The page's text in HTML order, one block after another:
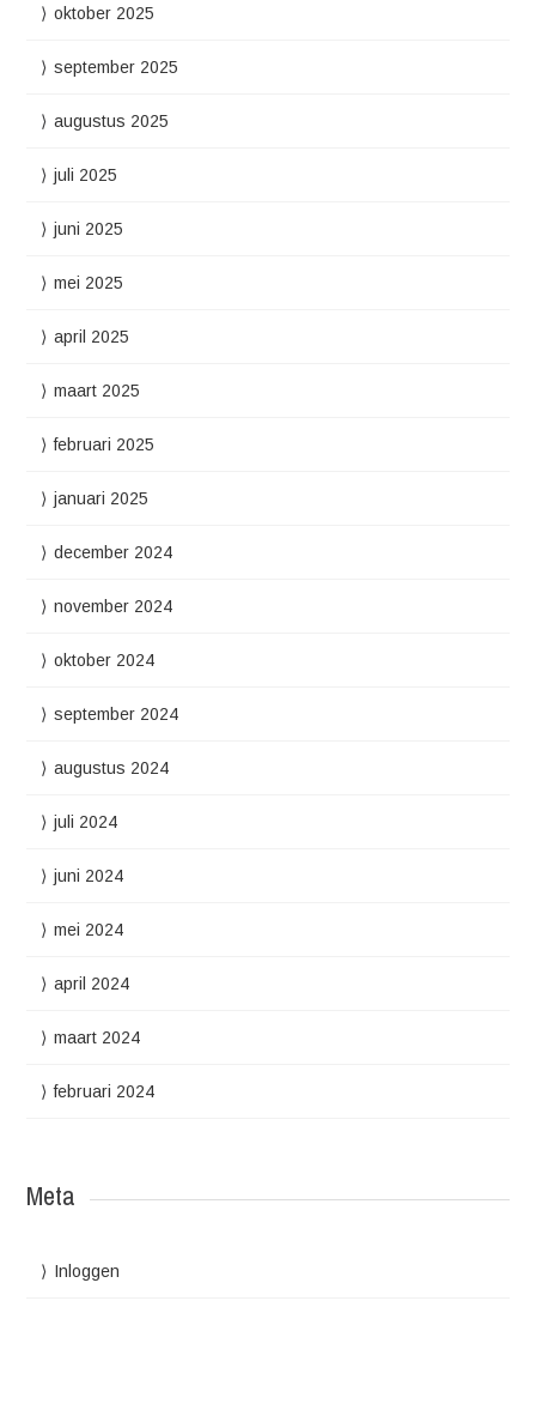
oktober 2025
september 2025
augustus 2025
juli 2025
juni 2025
mei 2025
april 2025
maart 2025
februari 2025
januari 2025
december 2024
november 2024
oktober 2024
september 2024
augustus 2024
juli 2024
juni 2024
mei 2024
april 2024
maart 2024
februari 2024
Meta
Inloggen